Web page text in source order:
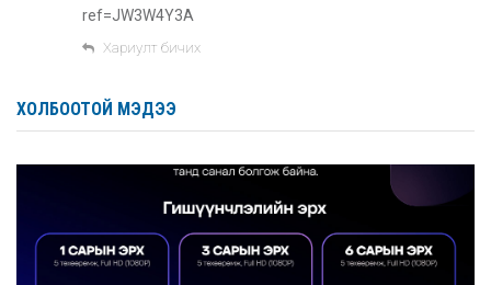
ref=JW3W4Y3A
Хариулт бичих
ХОЛБООТОЙ МЭДЭЭ